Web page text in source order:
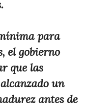
para
el gobierno
que las
un
antes de